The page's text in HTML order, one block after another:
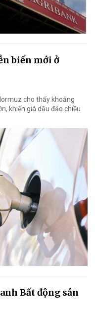
biến mới ở
cho thấy khoảng
khiến giá dầu đảo chiều
Bất động sản